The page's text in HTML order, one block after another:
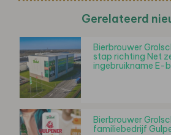
Gerelateerd
Bierbrouwer
stap richting Net
ingebruikname E-
Bierbrouwer
familiebedrijf